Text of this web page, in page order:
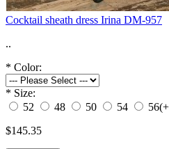
Cocktail sheath dress Irina DM-957
..
* Color:
* Size:
52
48 50 54 56
$145.35